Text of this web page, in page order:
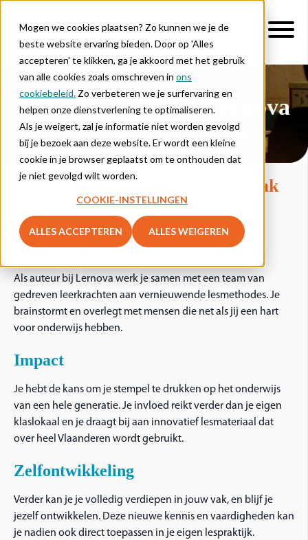
Mogen we cookies plaatsen? Zo kunnen we je de
beste website ervaring bieden. Door op 'Alles
accepteren' te klikken, ga je akkoord met het gebruik
van alle cookies zoals omschreven in ons
cookiebeleid. Zo verbeteren we je surfervaring en
helpen onze dienstverlening te optimaliseren.
Als je weigert, zal je informatie niet worden gevolgd
bij je bezoek aan deze website. Er wordt een kleine
cookie in je browser geplaatst om te onthouden dat
je niet gevolgd wilt worden.
COOKIE-INSTELLINGEN
ALLES ACCEPTEREN ALLES WEIGEREN
Auteur worden bij Lernova
Wordauteurbij
aak
erschil in hetonderwijs!
Teamwork
Als auteur bij Lernova werk je samen met een team van
gedreven leerkrachten aan vernieuwende lesmethodes. Je
brainstormt en overlegt met mensen die net als jij een hart
voor onderwijs hebben.
Impact
Je hebt de kans om je stempel te drukken op het onderwijs
van een hele generatie. Je invloed reikt verder dan je eigen
klaslokaal en je draagt bij aan innovatief lesmateriaal dat
over heel Vlaanderen wordt gebruikt.
Zelfontwikkeling
Verder kan je je volledig verdiepen in jouw vak, en blijf je
jezelf ontwikkelen. Deze nieuwe kennis en vaardigheden kan
je nadien ook direct toepassen in je eigen lespraktijk.